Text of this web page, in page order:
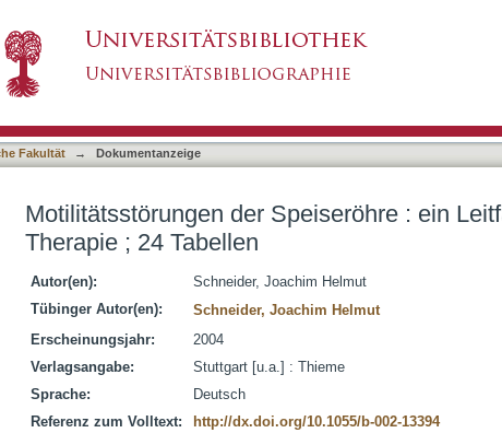
: ein Leitfaden für Diagnostik und
Fakultät → Dokumentanzeige
Motilitätsstörungen der Speiseröhre : ein
Therapie ; 24 Tabellen
Autor(en):
Schneider, Joachim Helmut
Tübinger Autor(en):
Schneider, Joachim Helmut
Erscheinungsjahr:
2004
Verlagsangabe:
Stuttgart [u.a.] : Thieme
Sprache:
Deutsch
Referenz zum Volltext:
http://dx.doi.org/10.1055/b-002-13394